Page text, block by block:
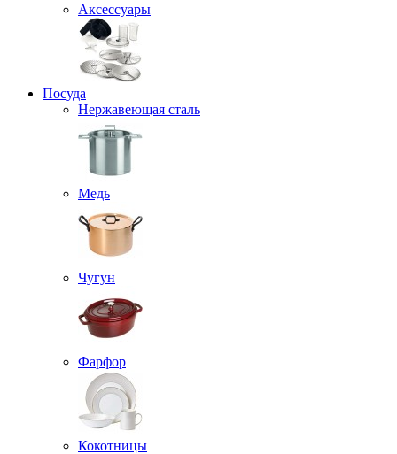
Аксессуары
Посуда
Нержавеющая сталь
Медь
Чугун
Фарфор
Кокотницы